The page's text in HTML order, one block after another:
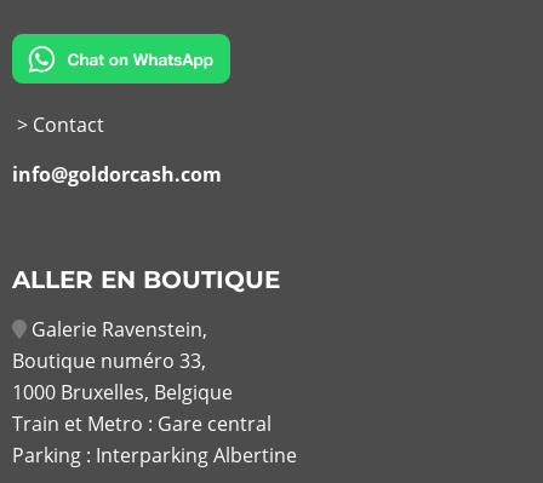
> Contact
info@goldorcash.com
ALLER EN BOUTIQUE
Galerie Ravenstein,
Boutique numéro 33,
1000 Bruxelles, Belgique
Train et Metro : Gare central
Parking : Interparking Albertine